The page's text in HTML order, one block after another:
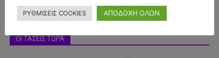
ΟΙ ΤΑΣΕΙΣ ΤΩΡΑ
ΡΥΘΜΙΣΕΙΣ COOKIES ΑΠΟΔΟΧΗ ΟΛΩΝ